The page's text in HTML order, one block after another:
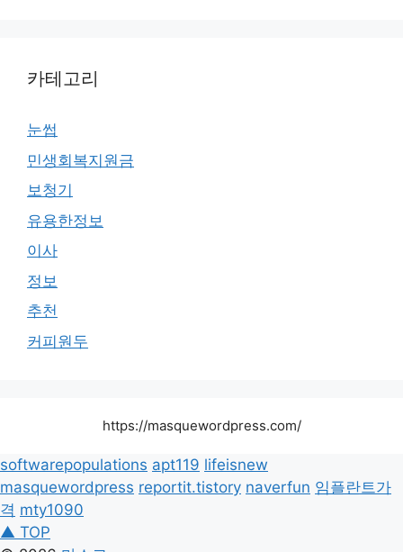
카테고리
눈썹
민생회복지원금
보청기
유용한정보
이사
정보
추천
커피원두
https://masquewordpress.com/
softwarepopulations apt119 lifeisnew
masquewordpress reportit.tistory naverfun 임플란트가
격 mty1090
▲ TOP